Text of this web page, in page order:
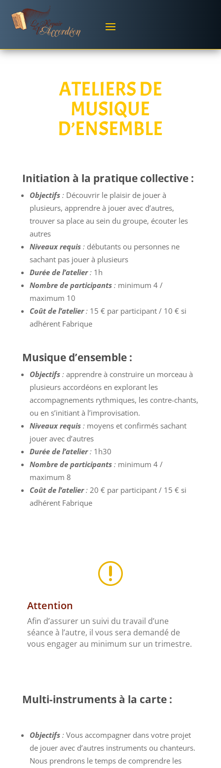
ATELIERS DE
MUSIQUE
D’ENSEMBLE
Initiation à la pratique collective :
Objectifs:Découvrir le plaisir de jouer à
plusieurs, apprendre à jouer avec d’autres,
trouver sa place au sein du groupe, écouter les
autres
Niveaux requis:débutants ou personnes ne
sachant pas jouer à plusieurs
Durée de l’atelier:1h
Nombre de participants:minimum 4 /
maximum 10
Coût de l’atelier: 15 € par participant / 10 € si
adhérent Fabrique
Musique d’ensemble :
Objectifs: apprendre à construire un morceau à
plusieurs accordéons en explorant les
accompagnements rythmiques, les contre-chants,
ou en s’initiant à l’improvisation.
Niveaux requis: moyens et confirmés sachant
jouer avec d’autres
Durée de l’atelier:1h30
Nombre de participants:minimum 4 /
maximum 8
Coût de l’atelier:20 € par participant / 15 € si
adhérent Fabrique
r
Attention
Afin d’assurer un suivi du travail d’une
séance à l’autre, il vous sera demandé de
vous engager au minimum sur un trimestre.
Multi-instruments à la carte :
Objectifs: Vous accompagner dans votre projet
de jouer avec d’autres instruments ou chanteurs.
Nous prendrons le temps de comprendre les